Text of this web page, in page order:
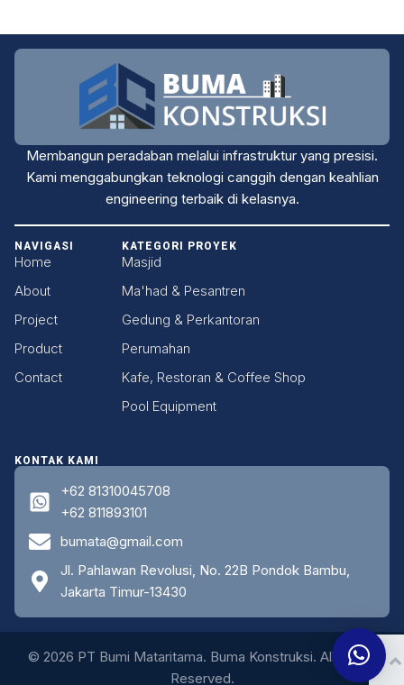
Membangun peradaban melalui infrastruktur yang presisi.
Kami menggabungkan teknologi canggih dengan keahlian
engineering terbaik di kelasnya.
NAVIGASI
Home
About
Project
Product
Contact
KATEGORI PROYEK
Masjid
Ma'had & Pesantren
Gedung & Perkantoran
Perumahan
Kafe, Restoran & Coffee Shop
Pool Equipment
KONTAK KAMI
+62 81310045708
+62 811893101
bumata@gmail.com
Jl. Pahlawan Revolusi, No. 22B Pondok Bambu,
Jakarta Timur-13430
© 2026 PT Bumi Mataritama. Buma Konstruksi. All Rights
Reserved.